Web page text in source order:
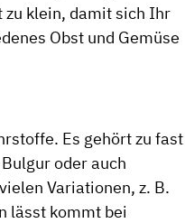
zu klein, damit sich Ihr
Obst und Gemüse
Es gehört zu fast
oder auch
Variationen, z. B.
lässt kommt bei